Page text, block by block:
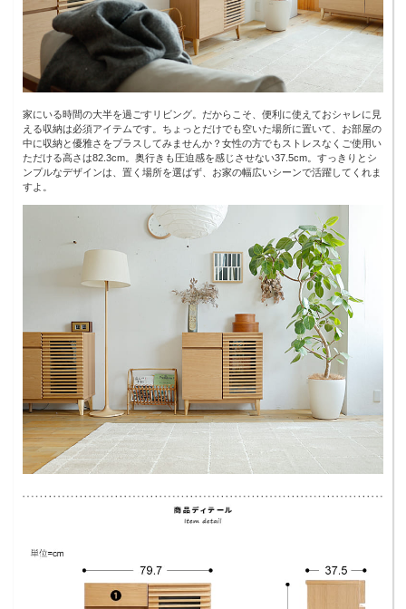
家にいる時間の大半を過ごすリビング。だからこそ、便利に使えておシャレに見
える収納は必須アイテムです。ちょっとだけでも空いた場所に置いて、お部屋の
中に収納と優雅さをプラスしてみませんか？女性の方でもストレスなくご使用い
ただける高さは82.3cm。奥行きも圧迫感を感じさせない37.5cm。すっきりとシ
ンプルなデザインは、置く場所を選ばず、お家の幅広いシーンで活躍してくれま
すよ。